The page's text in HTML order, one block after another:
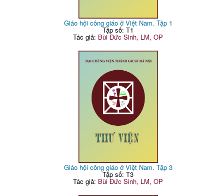
Giáo hội công giáo ở Việt Nam. Tập 1
Tập số: T1
Tác giả: Bùi Đức Sinh, LM, OP
Giáo hội công giáo ở Việt Nam. Tập 3
Tập số: T3
Tác giả: Bùi Đức Sinh, LM, OP